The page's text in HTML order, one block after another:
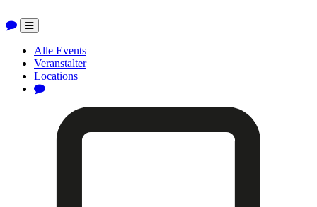
Toggle
navigation
Alle Events
Veranstalter
Locations